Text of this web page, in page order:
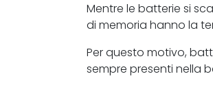
Mentre le batterie si
di memoria hanno la
Per questo motivo,
sempre presenti nella